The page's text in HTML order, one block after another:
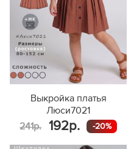
Выкройка платья
Люси7021
241р.
192р. -20%